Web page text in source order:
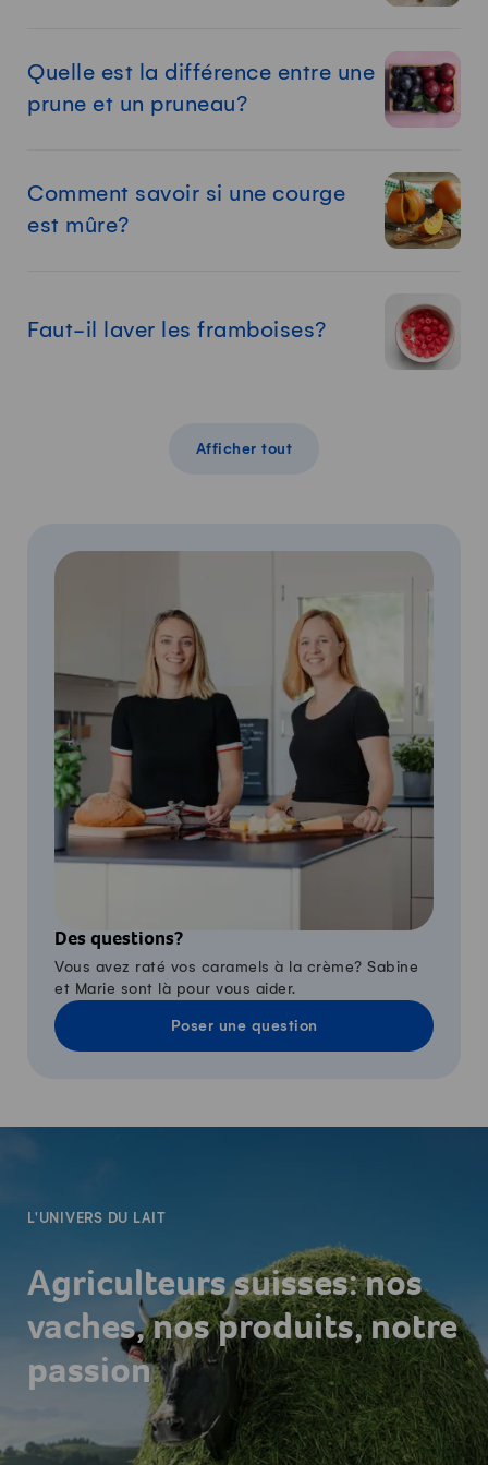
Quelle est la différence entre une
prune et un pruneau?
Comment savoir si une courge
est mûre?
Faut-il laver les framboises?
Afficher tout
Des questions?
Vous avez raté vos caramels à la crème? Sabine
et Marie sont là pour vous aider.
Poser une question
L'UNIVERS DU LAIT
Agriculteurs suisses: nos
vaches, nos produits, notre
passion